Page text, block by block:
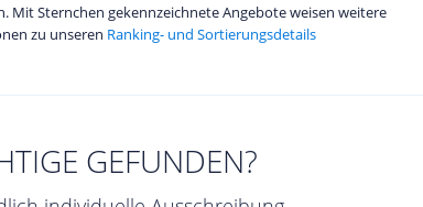
Sternchen gekennzeichnete Angebote weisen weitere
zu unseren Ranking- und Sortierungsdetails
GEFUNDEN?